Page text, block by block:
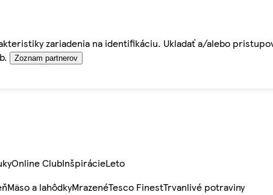
zariadenia na identifikáciu. Ukladať a/alebo
Zoznam partnerov
Online ClubInšpirácieLeto
Mäso a lahôdkyMrazenéTesco FinestTrvanlivé potraviny